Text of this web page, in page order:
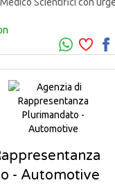
- Automotive